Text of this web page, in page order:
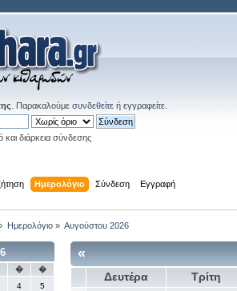
. Παρακαλούμε συνδεθείτε ή εγγραφείτε
διάρκεια σύνδεσης
Ημερολόγιο Σύνδεση Εγγραφή
Ημερολόγιο» Αυγούστου 2026
�
�
4 5
«
Δευτέρα Τρίτη